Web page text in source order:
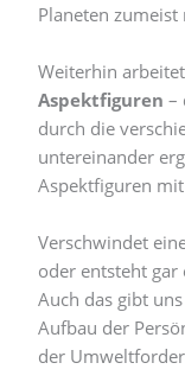
Planeten
Weiterhin
Aspektfiguren –
durch die
untereinander
Aspektfiguren
Verschwindet
oder entsteht gar
Auch das gibt
Aufbau der
der